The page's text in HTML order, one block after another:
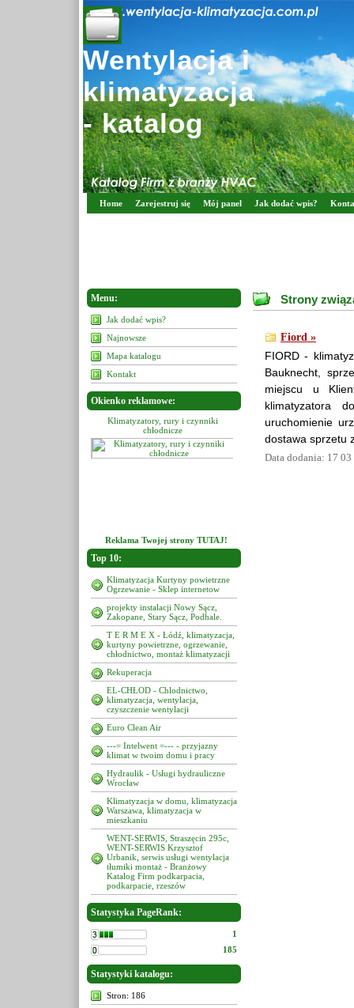
Wentylacja i
klimatyzacja
- katalog
Home Zarejestruj się Mój panel Jak dodać wpis?
Menu:
Jak dodać wpis?
Najnowsze
Mapa katalogu
Kontakt
Okienko reklamowe:
Klimatyzatory, rury i czynniki
chłodnicze
Klimatyzatory, rury i
Reklama Twojej strony TUTAJ!
Top 10:
Klimatyzacja Kurtyny powietrzne
Ogrzewanie - Sklep internetow
projekty instalacji Nowy Sącz,
Zakopane, Stary Sącz, Podhale.
T E R M E X - Łódź, klimatyzacja,
kurtyny powietrzne, ogrzewanie,
chłodnictwo, montaż klimatyzacji
Rekuperacja
EL-CHŁOD - Chlodnictwo,
klimatyzacja, wentylacja,
czyszczenie wentylacji
Euro Clean Air
---= Intelwent =--- - przyjazny
klimat w twoim domu i pracy
Hydraulik - Usługi hydrauliczne
Wrocław
Klimatyzacja w domu, klimatyzacja
Warszawa, klimatyzacja w
mieszkaniu
WENT-SERWIS, Straszęcin 295c,
WENT-SERWIS Krzysztof
Urbanik, serwis usługi wentylacja
tłumiki montaż - Branżowy
Katalog Firm podkarpacia,
podkarpacie, rzeszów
Statystyka PageRank:
1
185
Statystyki katalogu:
Stron: 186
Strony
Fiord »
FIORD -
Bauknecht,
miejscu u
klimatyzatora
uruchomienie
dostawa sprzetu
Data dodania: 17